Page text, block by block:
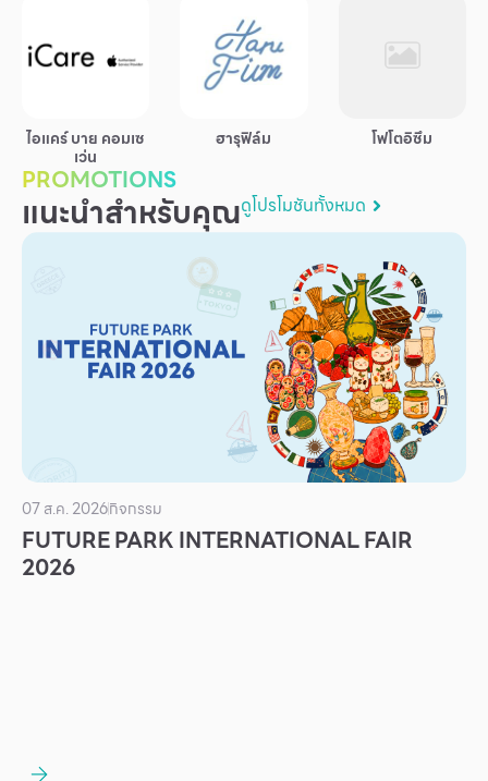
กิจกรรมและโปรโมชั่น
ข้อเสนอพิเศษ
สำหรับนักท่องเที่ยว
บริการ
ผู้เช่าพื้นที่
ร่วมงานกับเรา
ไอแคร์ บาย คอมเซ
เว่น
ฮารุฟิล์ม โฟโตอิซึม
PROMOTIONS
แนะนำสำหรับคุณดูโปรโมชันทั้งหมด
07 ส.ค. 2026กิจกรรม
FUTURE PARK INTERNATIONAL FAIR
2026